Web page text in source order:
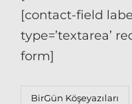
[contact-field
type=’textarea’
form]
Categories
BirGün Köşeyazıları